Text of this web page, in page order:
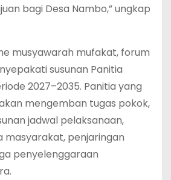
bagi Desa Nambo,” ungkap
musyawarah mufakat, forum
susunan Panitia
2027–2035. Panitia yang
mengemban tugas pokok,
jadwal pelaksanaan,
masyarakat, penjaringan
penyelenggaraan